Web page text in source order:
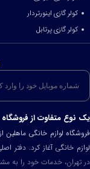
کولر گازی اینورتردار
کولر گازی پرتابل
یک نوع متفاوت از
لوازم خانگی آغاز کرد. دفتر
در تهران، خدمات خود را به